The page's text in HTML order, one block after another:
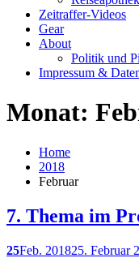
Zeitraffer-Videos
Gear
About
Politik und
Impressum &
Monat:
Home
2018
Februar
7. Thema im
25Feb. 201825. Februar